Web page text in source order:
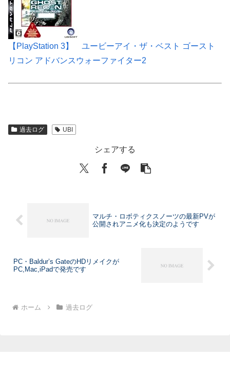
【PlayStation 3】 ユービーアイ・ザ・ベスト ゴースト
リコン アドバンスウォーファイター2
過去ログ UBI
シェアする
マルチ・ロボティクスノーツの最新PVが
公開されアニメ化も決定のようです
PC・Baldur’s GateのHDリメイクが
PC,Mac,iPadで発売です
ホーム 過去ログ